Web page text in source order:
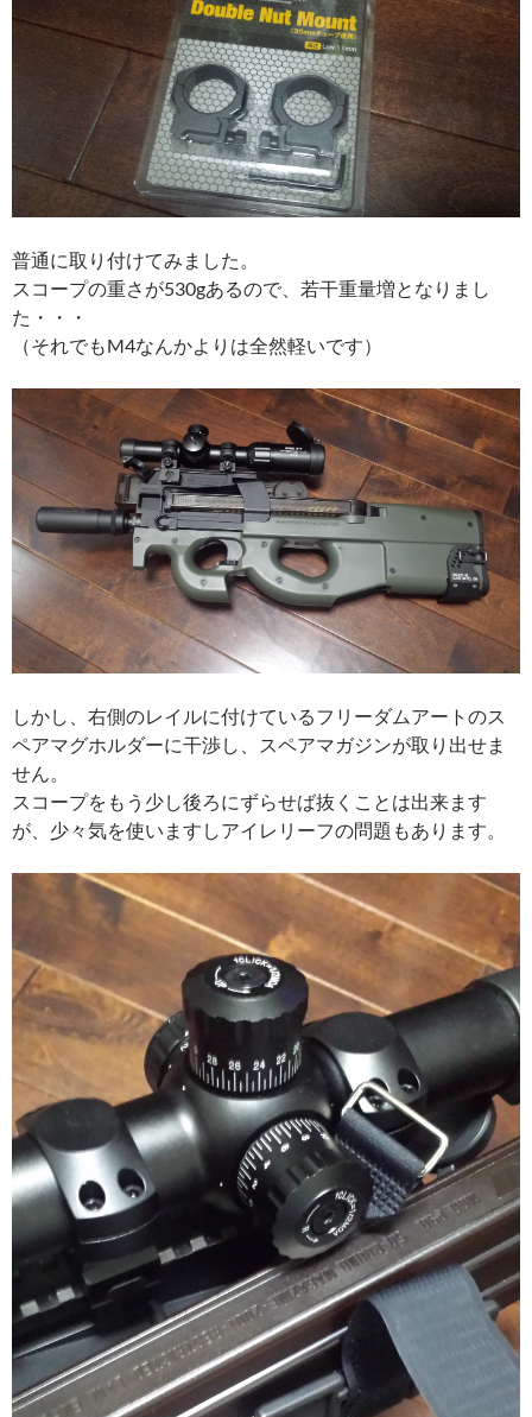
普通に取り付けてみました。
スコープの重さが530gあるので、若干重量増となりまし
た・・・
（それでもM4なんかよりは全然軽いです）
しかし、右側のレイルに付けているフリーダムアートのス
ペアマグホルダーに干渉し、スペアマガジンが取り出せま
せん。
スコープをもう少し後ろにずらせば抜くことは出来ます
が、少々気を使いますしアイレリーフの問題もあります。